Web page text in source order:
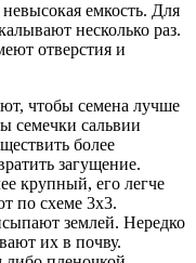
емкость. Для
несколько раз.
отверстия и
чтобы семена лучше
семечки сальвии
более
загущение.
крупный, его легче
по схеме 3х3.
землей. Нередко
их в почву.